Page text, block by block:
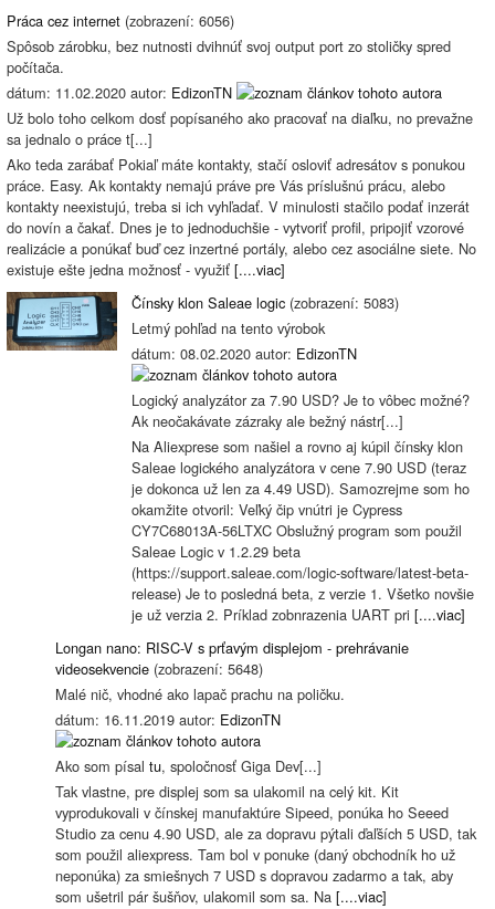
Práca cez internet (zobrazení: 6056)
Spôsob zárobku, bez nutnosti dvihnúť svoj output port zo stoličky spred
počítača.
dátum: 11.02.2020 autor: EdizonTN
Už bolo toho celkom dosť popísaného ako pracovať na diaľku, no prevažne
sa jednalo o práce t[...]
Ako teda zarábať Pokiaľ máte kontakty, stačí osloviť adresátov s ponukou
práce. Easy. Ak kontakty nemajú práve pre Vás príslušnú prácu, alebo
kontakty neexistujú, treba si ich vyhľadať. V minulosti stačilo podať inzerát
do novín a čakať. Dnes je to jednoduchšie - vytvoriť profil, pripojiť vzorové
realizácie a ponúkať buď cez inzertné portály, alebo cez asociálne siete. No
existuje ešte jedna možnosť - využiť [....viac]
Čínsky klon Saleae logic (zobrazení: 5083)
Letmý pohľad na tento výrobok
dátum: 08.02.2020 autor: EdizonTN
Logický analyzátor za 7.90 USD? Je to vôbec možné?
Ak neočakávate zázraky ale bežný nástr[...]
Na Aliexprese som našiel a rovno aj kúpil čínsky klon
Saleae logického analyzátora v cene 7.90 USD (teraz
je dokonca už len za 4.49 USD). Samozrejme som ho
okamžite otvoril: Veľký čip vnútri je Cypress
CY7C68013A-56LTXC Obslužný program som použil
Saleae Logic v 1.2.29 beta
(https://support.saleae.com/logic-software/latest-beta-
release) Je to posledná beta, z verzie 1. Všetko novšie
je už verzia 2. Príklad zobnrazenia UART pri [....viac]
Longan nano: RISC-V s prťavým displejom - prehrávanie
videosekvencie (zobrazení: 5648)
Malé nič, vhodné ako lapač prachu na poličku.
dátum: 16.11.2019 autor: EdizonTN
Ako som písal tu, spoločnosť Giga Dev[...]
Tak vlastne, pre displej som sa ulakomil na celý kit. Kit
vyprodukovali v čínskej manufaktúre Sipeed, ponúka ho Seeed
Studio za cenu 4.90 USD, ale za dopravu pýtali ďaľších 5 USD, tak
som použil aliexpress. Tam bol v ponuke (daný obchodník ho už
neponúka) za smiešnych 7 USD s dopravou zadarmo a tak, aby
som ušetril pár šušňov, ulakomil som sa. Na [....viac]